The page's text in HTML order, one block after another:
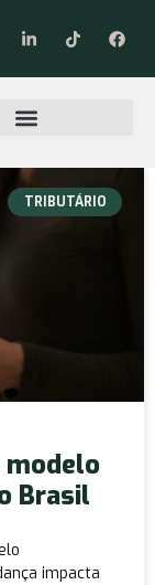
TRIBUTÁRIO
modelo
Brasil
impacta